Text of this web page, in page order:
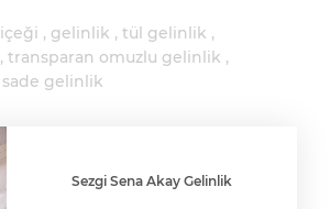
gelinlik
tül gelinlik
transparan omuzlu gelinlik
sade gelinlik
Sezgi Sena Akay Gelinlik